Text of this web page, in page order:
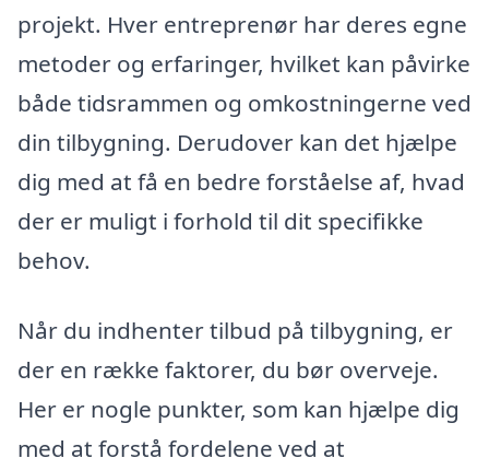
projekt. Hver entreprenør har deres egne
metoder og erfaringer, hvilket kan påvirke
både tidsrammen og omkostningerne ved
din tilbygning. Derudover kan det hjælpe
dig med at få en bedre forståelse af, hvad
der er muligt i forhold til dit specifikke
behov.
Når du indhenter tilbud på tilbygning, er
der en række faktorer, du bør overveje.
Her er nogle punkter, som kan hjælpe dig
med at forstå fordelene ved at